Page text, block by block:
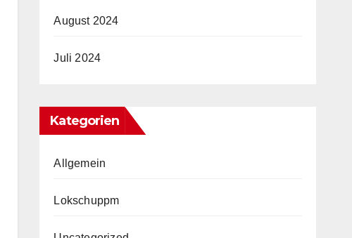
August 2024
Juli 2024
Kategorien
Allgemein
Lokschuppm